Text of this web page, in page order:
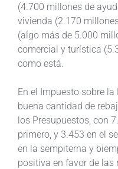
(4.700 millones de
vivienda (2.170
(algo más de 5.000
comercial y turística
como está.
En el Impuesto sobre
buena cantidad de
los Presupuestos, con
primero, y 3.453 en el
en la sempiterna y
positiva en favor de las